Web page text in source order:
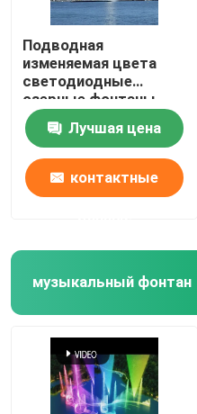
Подводная
изменяемая цвета
светодиодные
озерные фонтаны
декорация высокий
рост Лучшая цена
контактные
музыкальный фонтан